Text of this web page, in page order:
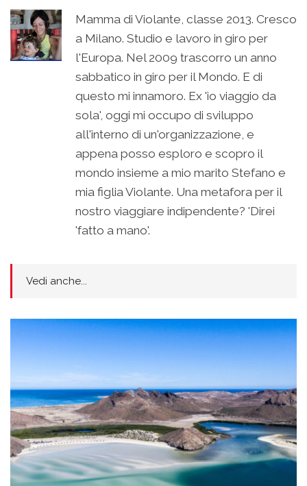
Mamma di Violante, classe 2013. Cresco
a Milano. Studio e lavoro in giro per
l'Europa. Nel 2009 trascorro un anno
sabbatico in giro per il Mondo. E di
questo mi innamoro. Ex 'io viaggio da
sola', oggi mi occupo di sviluppo
all'interno di un'organizzazione, e
appena posso esploro e scopro il
mondo insieme a mio marito Stefano e
mia figlia Violante. Una metafora per il
nostro viaggiare indipendente? 'Direi
'fatto a mano'.
Vedi anche...